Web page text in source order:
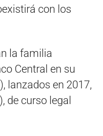
con los
la familia
Central en su
lanzados en 2017,
de curso legal